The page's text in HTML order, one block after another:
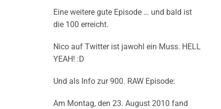
Eine weitere gute Episode … und bald ist
die 100 erreicht.
Nico auf Twitter ist jawohl ein Muss. HELL
YEAH! :D
Und als Info zur 900. RAW Episode:
Am Montag, den 23. August 2010 fand